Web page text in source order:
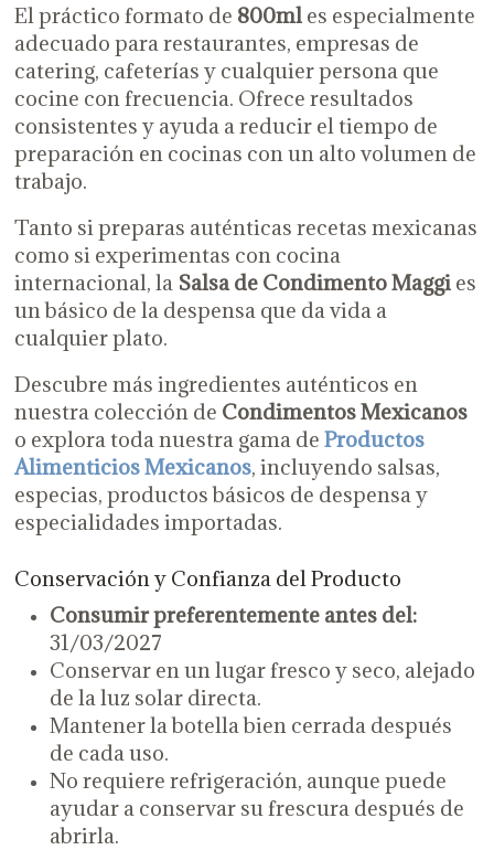
El práctico formato de 800mles especialmente
adecuado para restaurantes, empresas de
catering, cafeterías y cualquier persona que
cocine con frecuencia. Ofrece resultados
consistentes y ayuda a reducir el tiempo de
preparación en cocinas con un alto volumen de
trabajo.
Tanto si preparas auténticas recetas mexicanas
como si experimentas con cocina
internacional, la Salsa de Condimento Maggies
un básico de la despensa que da vida a
cualquier plato.
Descubre más ingredientes auténticos en
nuestra colección de Condimentos Mexicanos
o explora toda nuestra gama de Productos
Alimenticios Mexicanos, incluyendo salsas,
especias, productos básicos de despensa y
especialidades importadas.
Conservación y Confianza del Producto
Consumir preferentemente antes del:
31/03/2027
Conservar en un lugar fresco y seco, alejado
de la luz solar directa.
Mantener la botella bien cerrada después
de cada uso.
No requiere refrigeración, aunque puede
ayudar a conservar su frescura después de
abrirla.